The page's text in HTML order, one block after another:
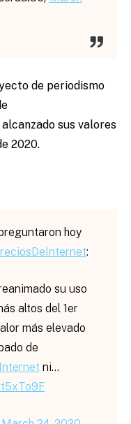
de periodismo
sus valores
2020.
hoy
:
su uso
altos del 1er
más elevado
de
ni…